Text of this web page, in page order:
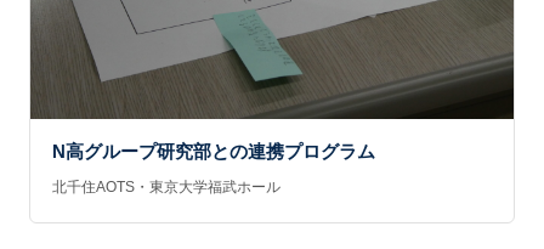
N高グループ研究部との連携プログラム
北千住AOTS・東京大学福武ホール